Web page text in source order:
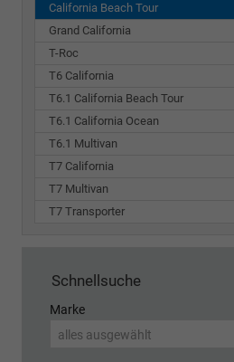
California Beach Tour
Grand California
T-Roc
T6 California
T6.1 California Beach Tour
T6.1 California Ocean
T6.1 Multivan
T7 California
T7 Multivan
T7 Transporter
Schnellsuche
Marke
alles ausgewählt